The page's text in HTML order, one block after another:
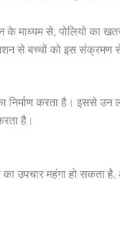
माध्यम से, पोलियो का
से बच्चों को इस संक्रमण
करता है। इससे उन
है।
उपचार महंगा हो सकता